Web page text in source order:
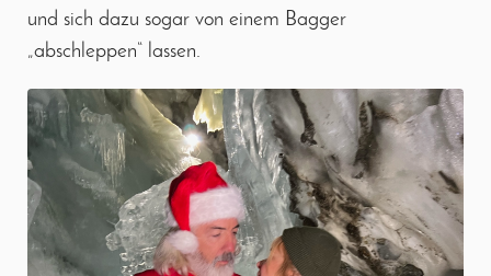
und sich dazu sogar von einem Bagger
„abschleppen“ lassen.